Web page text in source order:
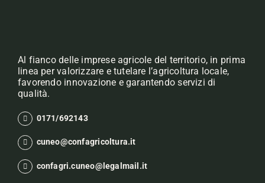
Al fianco delle imprese agricole del territorio, in prima
linea per valorizzare e tutelare l’agricoltura locale,
favorendo innovazione e garantendo servizi di
qualità.
0171/692143
cuneo@confagricoltura.it
confagri.cuneo@legalmail.it